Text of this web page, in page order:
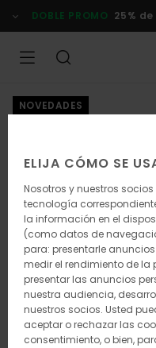
la
DOBLE PROMO 25%
NOVEDADES
ELIJA CÓMO SE
Nosotros y nuestros
tecnología
la información en el
(como datos de
para: presentarle
medir el rendimiento de
presentar las anuncios
nuestra audiencia,
nuestros socios. Usted
aceptar o rechazar las
consentimiento, o bien,